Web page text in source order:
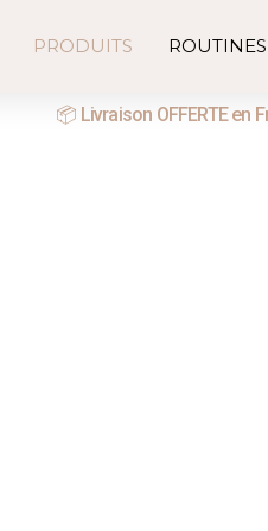
PRODUITS ROUTINES
📦 Livraison OFFERTE en